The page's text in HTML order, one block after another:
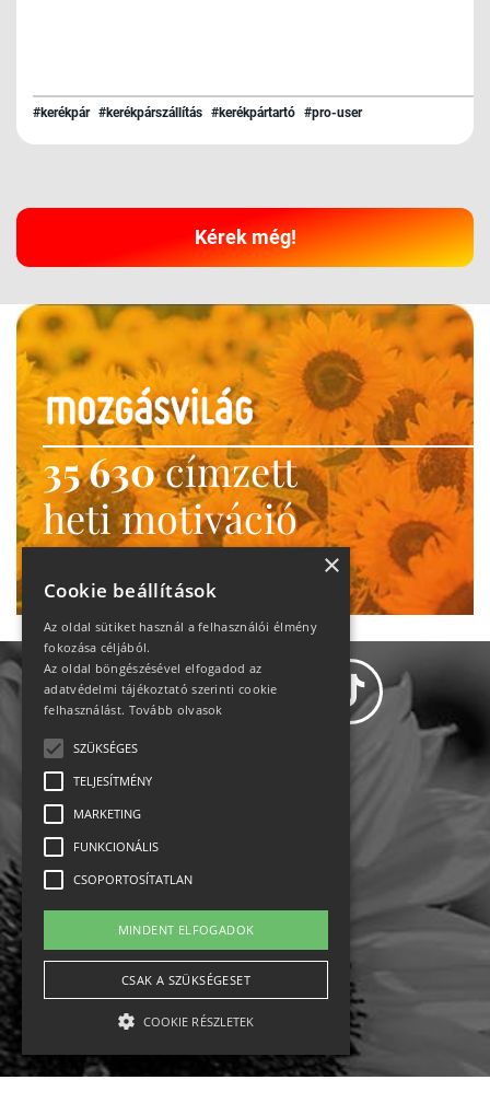
#kerékpár #kerékpárszállítás #kerékpártartó #pro-user
Kérek még!
35 630címzett
heti motiváció
Ne maradj le!
Impresszum-kapcsolat
Jogi nyilatkozat
Rólunk
English
×
Cookie beállítások
Az oldal sütiket használ a felhasználói élmény
fokozása céljából.
Az oldal böngészésével elfogadod az
adatvédelmi tájékoztató szerinti cookie
felhasználást. Tovább olvasok
SZÜKSÉGES
TELJESÍTMÉNY
MARKETING
FUNKCIONÁLIS
CSOPORTOSÍTATLAN
MINDENT ELFOGADOK
CSAK A SZÜKSÉGESET
COOKIE RÉSZLETEK